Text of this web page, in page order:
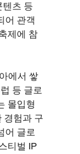
텐츠 등
어 관객
제에 참
에서 쌓
등 글로
몰입형
경험과 구
어 글로
티벌 IP